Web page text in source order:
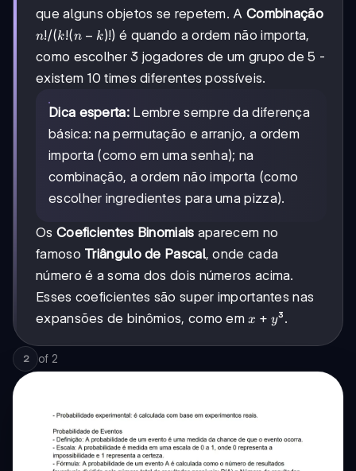
que alguns objetos se repetem. A Combinação
n!/(k!
(n-
k)!)
n!/(k!(n − k)!) é quando a ordem não importa,
como escolher 3 jogadores de um grupo de 5 -
existem 10 times diferentes possíveis.
Dica esperta:Lembre sempre da diferença
básica: na permutação e arranjo, a ordem
importa (como em uma senha); na
combinação, a ordem não importa (como
escolher ingredientes para uma pizza).
Os Coeficientes Binomiais aparecem no
famoso Triângulo de Pascal, onde cada
número é a soma dos dois números acima.
Esses coeficientes são super importantes nas
expansões de binômios, como emx+y
x + y³.
2 of 2